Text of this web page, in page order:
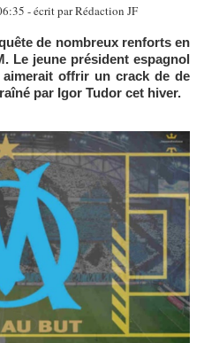
- écrit par Rédaction JF
de nombreux renforts en
Le jeune président espagnol
offrir un crack de de
par Igor Tudor cet hiver.